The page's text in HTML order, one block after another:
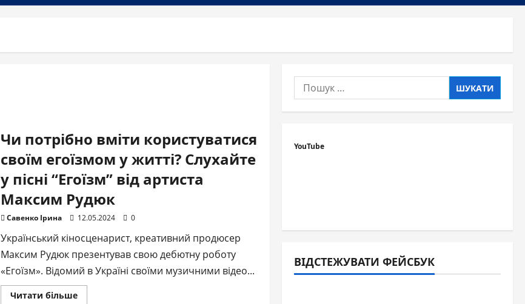
Чи потрібно вміти користуватися
своїм егоїзмом у житті? Слухайте
у пісні “Егоїзм” від артиста
Максим Рудюк
Савенко Ірина 12.05.2024 0
Український кіносценарист, креативний продюсер
Максим Рудюк презентував свою дебютну роботу
«Егоїзм». Відомий в Україні своїми музичними відео...
Читати більшеДокладніше
Пошук:
YouTube
ВІДСТЕЖУВАТИ ФЕЙСБУК